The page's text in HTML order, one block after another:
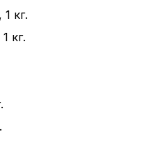
кг.
кг.